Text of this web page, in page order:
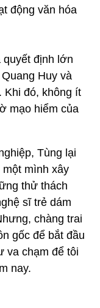
động văn hóa
định lớn
Huy và
Khi đó, không ít
mạo hiểm của
Tùng lại
mình xây
thử thách
sĩ trẻ dám
chàng trai
gốc để bắt đầu
va chạm để tôi
nay.